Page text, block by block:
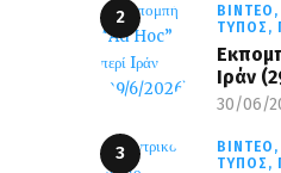
ΒΊΝΤΕΟ,
ΤΎΠΟΣ,
Iράν
30/06/
ΒΊΝΤΕΟ,
ΤΎΠΟΣ,